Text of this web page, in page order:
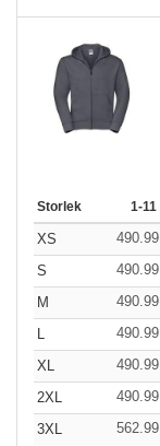
Storlek 1-11
XS 490.99
S
490.99
M
490.99
L
490.99
XL
490.99
2XL
490.99
3XL
562.99